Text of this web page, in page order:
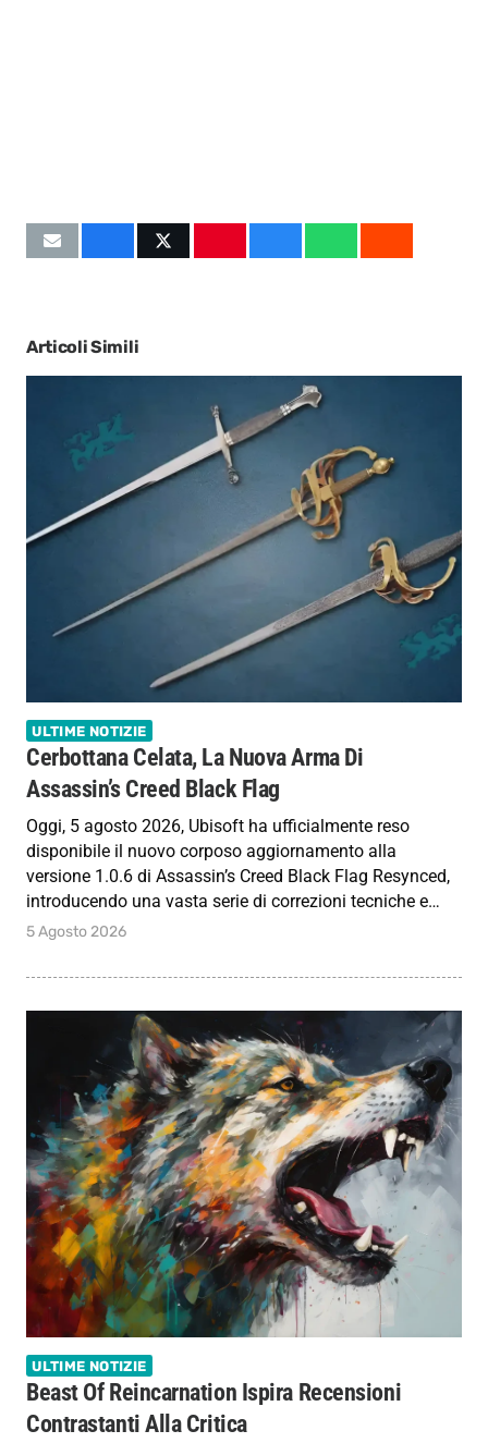
Articoli Simili
ULTIME NOTIZIE
Cerbottana Celata, La Nuova Arma Di
Assassin’s Creed Black Flag
Oggi, 5 agosto 2026, Ubisoft ha ufficialmente reso
disponibile il nuovo corposo aggiornamento alla
versione 1.0.6 di Assassin’s Creed Black Flag Resynced,
introducendo una vasta serie di correzioni tecniche e…
5 Agosto 2026
ULTIME NOTIZIE
Beast Of Reincarnation Ispira Recensioni
Contrastanti Alla Critica